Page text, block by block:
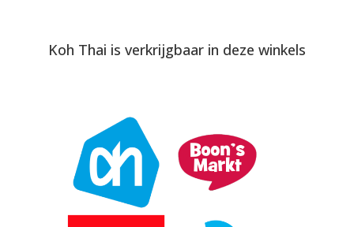
Koh Thai is verkrijgbaar in deze winkels